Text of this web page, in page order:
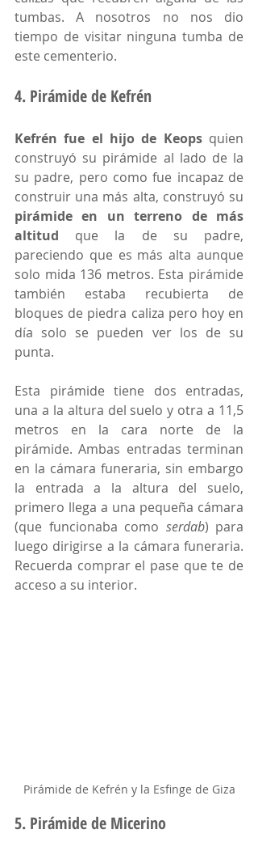
tumbas. A nosotros no nos dio
tiempo de visitar ninguna tumba de
este cementerio.
4. Pirámide de Kefrén
Kefrén fue el hijo de Keops quien
construyó su pirámide al lado de la
su padre, pero como fue incapaz de
pirámide en un terreno de más
altitud que la de su padre,
pareciendo que es más alta aunque
solo mida 136 metros. Esta pirámide
también estaba recubierta de
bloques de piedra caliza pero hoy en
día solo se pueden ver los de su
punta.
Esta pirámide tiene dos entradas,
una a la altura del suelo y otra a 11,5
metros en la cara norte de la
pirámide. Ambas entradas terminan
en la cámara funeraria, sin embargo
la entrada a la altura del suelo,
primero llega a una pequeña cámara
(que funcionaba como serdab) para
luego dirigirse a la cámara funeraria.
Recuerda comprar el pase que te de
acceso a su interior.
Pirámide de Kefrén y la Esfinge de Giza
5. Pirámide de Micerino